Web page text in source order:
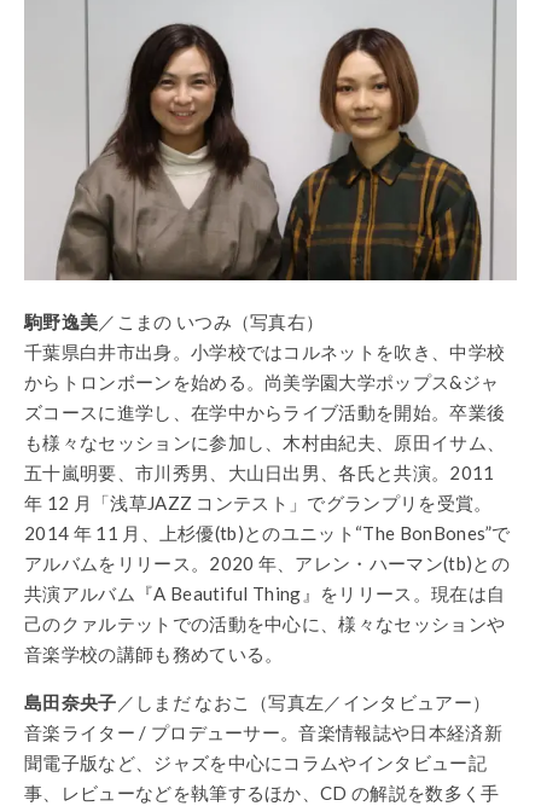
駒野逸美／こまの いつみ（写真右）
千葉県白井市出身。小学校ではコルネットを吹き、中学校
からトロンボーンを始める。尚美学園大学ポップス&ジャ
ズコースに進学し、在学中からライブ活動を開始。卒業後
も様々なセッションに参加し、木村由紀夫、原田イサム、
五十嵐明要、市川秀男、大山日出男、各氏と共演。2011
年 12 月「浅草JAZZ コンテスト」でグランプリを受賞。
2014 年 11 月、上杉優(tb)とのユニット“The BonBones”で
アルバムをリリース。2020 年、アレン・ハーマン(tb)との
共演アルバム『A Beautiful Thing』をリリース。現在は自
己のクァルテットでの活動を中心に、様々なセッションや
音楽学校の講師も務めている。
島田奈央子 ／しまだ なおこ（写真左／インタビュアー）
音楽ライター / プロデューサー。音楽情報誌や日本経済新
聞電子版など、ジャズを中心にコラムやインタビュー記
事、レビューなどを執筆するほか、CD の解説を数多く手